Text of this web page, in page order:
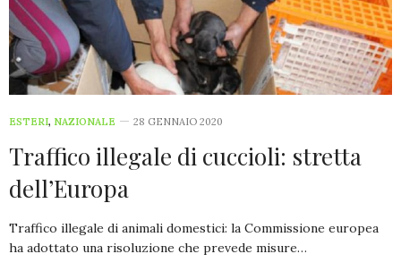
ESTERI, NAZIONALE 28 GENNAIO 2020
Traffico illegale di cuccioli: stretta
dell’Europa
Traffico illegale di animali domestici: la Commissione europea
ha adottato una risoluzione che prevede misure…